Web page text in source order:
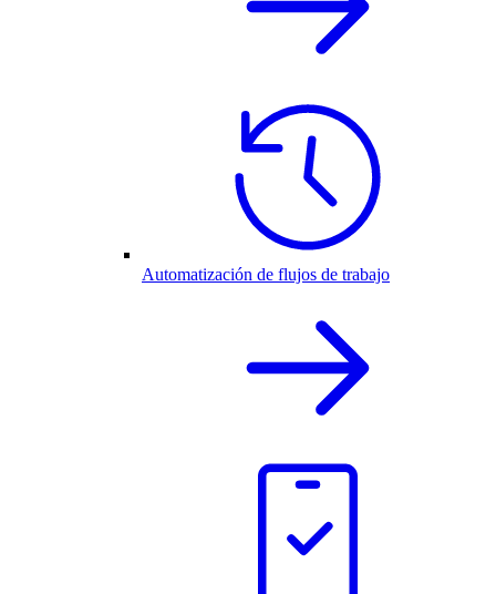
Automatización de flujos de trabajo